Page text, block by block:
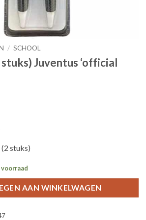
/ SCHOOL
Juventus ‘official
(2 stuks)
AAN WINKELWAGEN